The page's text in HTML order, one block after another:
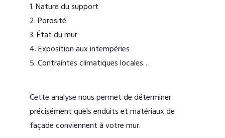
1. Nature du support
2. Porosité
3. État du mur
4. Exposition aux intempéries
5. Contraintes climatiques locales…
Cette analyse nous permet de déterminer
précisément quels enduits et matériaux de
façade conviennent à votre mur.